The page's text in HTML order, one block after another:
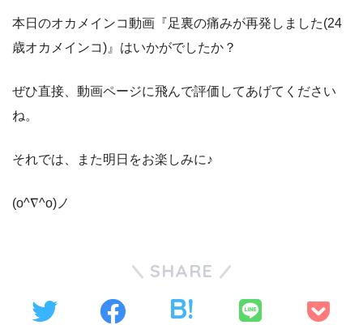
本日のオカメインコ動画『足裏の痛みが再発しました(24
歳オカメインコ)』はいかがでしたか？
ぜひ直接、動画ページに飛んで評価してあげてください
ね。
それでは、また明日をお楽しみに♪
(o^∇^o)ノ
SHARE